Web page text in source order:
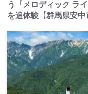
う「メロディック ラ
を追体験【群馬県安中